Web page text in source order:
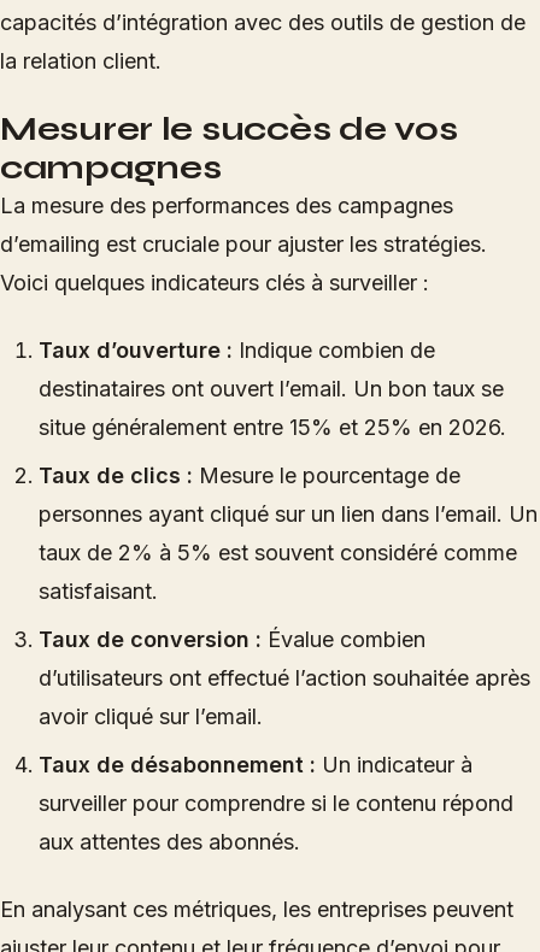
capacités d’intégration avec des outils de gestion de
la relation client.
Mesurer le succès de vos
campagnes
La mesure des performances des campagnes
d’emailing est cruciale pour ajuster les stratégies.
Voici quelques indicateurs clés à surveiller :
Taux d’ouverture : Indique combien de
destinataires ont ouvert l’email. Un bon taux se
situe généralement entre 15% et 25% en 2026.
Taux de clics : Mesure le pourcentage de
personnes ayant cliqué sur un lien dans l’email. Un
taux de 2% à 5% est souvent considéré comme
satisfaisant.
Taux de conversion : Évalue combien
d’utilisateurs ont effectué l’action souhaitée après
avoir cliqué sur l’email.
Taux de désabonnement : Un indicateur à
surveiller pour comprendre si le contenu répond
aux attentes des abonnés.
En analysant ces métriques, les entreprises peuvent